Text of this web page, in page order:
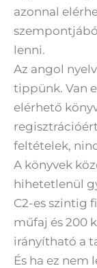
azonnal
lenni.
Az angol
tippünk. Van
elérhető
feltételek,
A könyvek
hihetetlenül
C2-es szintig
műfaj és 200
irányítható a
És ha ez nem